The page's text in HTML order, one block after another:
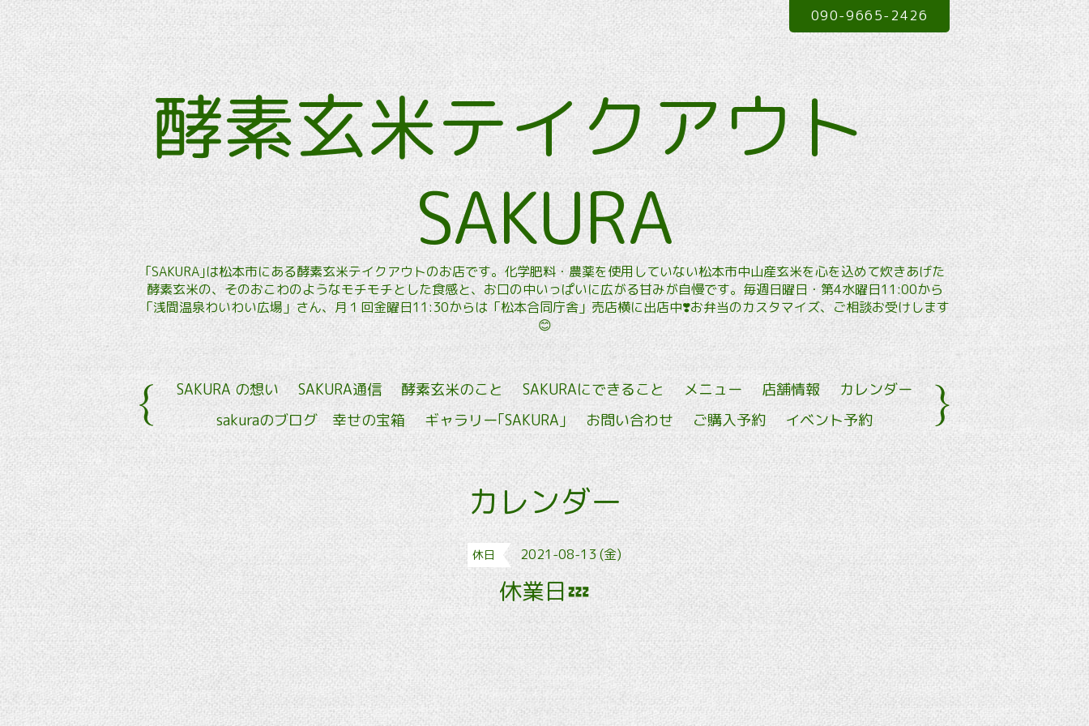
酵素玄米テイクアウト
SAKURA
｢SAKURA｣は松本市にある酵素玄米テイクアウトのお店です。化学肥料・農薬を使用していない松本市中山産玄米を心を込めて炊きあげた
酵素玄米の、そのおこわのようなモチモチとした食感と、お口の中いっぱいに広がる甘みが自慢です。毎週日曜日・第4水曜日11:00から
「浅間温泉わいわい広場」さん、月１回金曜日11:30からは「松本合同庁舎」売店横に出店中❣️お弁当のカスタマイズ、ご相談お受けします
😊
090-9665-2426
SAKURA の想い SAKURA通信 酵素玄米のこと SAKURAにできること メニュー 店舗情報
カレンダー
sakuraのブログ 幸せの宝箱
ギャラリー｢SAKURA｣ お問い合わせ ご購入予約 イベント予約
カレンダー
休日 2021-08-13 (金)
休業日💤